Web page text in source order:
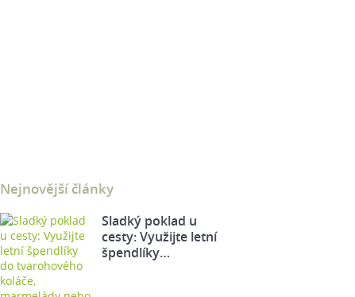
Nejnovější články
Sladký poklad u
cesty: Využijte letní
špendlíky…